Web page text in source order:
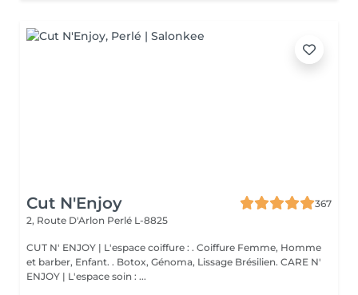
Cut N'Enjoy
367
2, Route D'Arlon Perlé L-8825
CUT N' ENJOY | L'espace coiffure : . Coiffure Femme, Homme
et barber, Enfant. . Botox, Génoma, Lissage Brésilien. CARE N'
ENJOY | L'espace soin : ...